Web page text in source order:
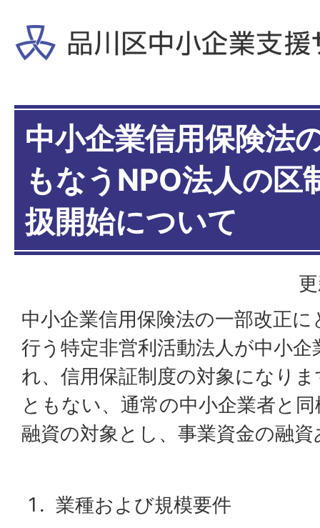
中小企業信用保険法
もなうNPO法人の区
扱開始について
中小企業信用保険法の一部改正
行う特定非営利活動法人が中小
れ、信用保証制度の対象になり
ともない、通常の中小企業者と
融資の対象とし、事業資金の融
業種および規模要件